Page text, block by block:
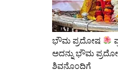
ಭೌಮ ಪ್ರದೋಷ
ಅದನ್ನು ಭೌಮ
ಶಿವನೊಂದಿಗೆ